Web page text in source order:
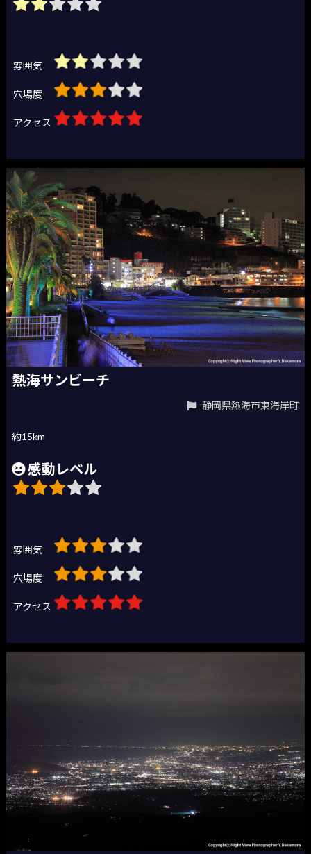
雰囲気
穴場度
アクセス
熱海サンビーチ
静岡県熱海市東海岸町
約15km
感動レベル
雰囲気
穴場度
アクセス